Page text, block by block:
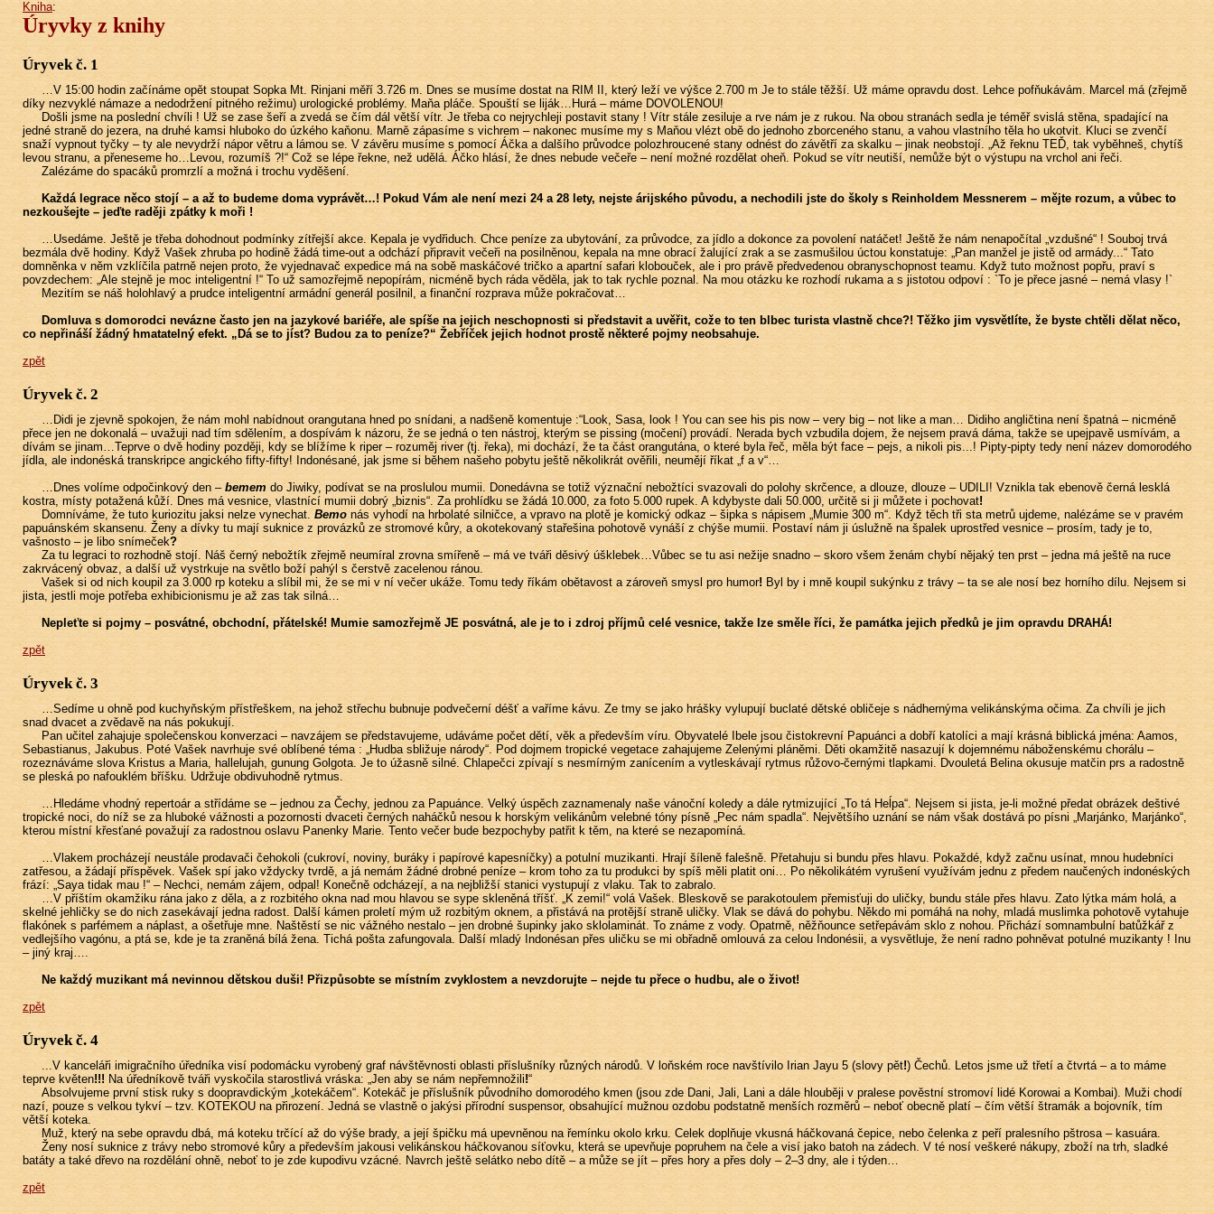
Kniha:
Úryvky z knihy
Úryvek č. 1
…V 15:00 hodin začínáme opět stoupat Sopka Mt. Rinjani měří 3.726 m. Dnes se musíme dostat na RIM II, který leží ve výšce 2.700 m Je to stále těžší. Už máme opravdu dost. Lehce pofňukávám. Marcel má (zřejmě
díky nezvyklé námaze a nedodržení pitného režimu) urologické problémy. Maňa pláče. Spouští se liják…Hurá – máme DOVOLENOU!
Došli jsme na poslední chvíli ! Už se zase šeří a zvedá se čím dál větší vítr. Je třeba co nejrychleji postavit stany ! Vítr stále zesiluje a rve nám je z rukou. Na obou stranách sedla je téměř svislá stěna, spadající na
jedné straně do jezera, na druhé kamsi hluboko do úzkého kaňonu. Marně zápasíme s vichrem – nakonec musíme my s Maňou vlézt obě do jednoho zborceného stanu, a vahou vlastního těla ho ukotvit. Kluci se zvenčí
snaží vypnout tyčky – ty ale nevydrží nápor větru a lámou se. V závěru musíme s pomocí Áčka a dalšího průvodce polozhroucené stany odnést do závětří za skalku – jinak neobstojí. „Až řeknu TEĎ, tak vyběhneš, chytíš
levou stranu, a přeneseme ho…Levou, rozumíš ?!“ Což se lépe řekne, než udělá. Áčko hlásí, že dnes nebude večeře – není možné rozdělat oheň. Pokud se vítr neutiší, nemůže být o výstupu na vrchol ani řeči.
Zalézáme do spacáků promrzlí a možná i trochu vyděšení.
Každá legrace něco stojí – a až to budeme doma vyprávět…! Pokud Vám ale není mezi 24 a 28 lety, nejste árijského původu, a nechodili jste do školy s Reinholdem Messnerem – mějte rozum, a vůbec to
nezkoušejte – jeďte raději zpátky k moři !
…Usedáme. Ještě je třeba dohodnout podmínky zítřejší akce. Kepala je vydřiduch. Chce peníze za ubytování, za průvodce, za jídlo a dokonce za povolení natáčet! Ještě že nám nenapočítal „vzdušné“ ! Souboj trvá
bezmála dvě hodiny. Když Vašek zhruba po hodině žádá time-out a odchází připravit večeři na posilněnou, kepala na mne obrací žalující zrak a se zasmušilou úctou konstatuje: „Pan manžel je jistě od armády...“ Tato
domněnka v něm vzklíčila patrně nejen proto, že vyjednavač expedice má na sobě maskáčové tričko a apartní safari klobouček, ale i pro právě předvedenou obranyschopnost teamu. Když tuto možnost popřu, praví s
povzdechem: „Ale stejně je moc inteligentní !“ To už samozřejmě nepopírám, nicméně bych ráda věděla, jak to tak rychle poznal. Na mou otázku ke rozhodí rukama a s jistotou odpoví : `To je přece jasné – nemá vlasy !`
Mezitím se náš holohlavý a prudce inteligentní armádní generál posilnil, a finanční rozprava může pokračovat…
Domluva s domorodci nevázne často jen na jazykové bariéře, ale spíše na jejich neschopnosti si představit a uvěřit, cože to ten blbec turista vlastně chce?! Těžko jim vysvětlíte, že byste chtěli dělat něco,
co nepřináší žádný hmatatelný efekt. „Dá se to jíst? Budou za to peníze?“ Žebříček jejich hodnot prostě některé pojmy neobsahuje.
zpět
Úryvek č. 2
…Didi je zjevně spokojen, že nám mohl nabídnout orangutana hned po snídani, a nadšeně komentuje :“Look, Sasa, look ! You can see his pis now – very big – not like a man… Didiho angličtina není špatná – nicméně
přece jen ne dokonalá – uvažuji nad tím sdělením, a dospívám k názoru, že se jedná o ten nástroj, kterým se pissing (močení) provádí. Nerada bych vzbudila dojem, že nejsem pravá dáma, takže se upejpavě usmívám, a
dívám se jinam…Teprve o dvě hodiny později, kdy se blížíme k riper – rozuměj river (tj. řeka), mi dochází, že ta část orangutána, o které byla řeč, měla být face – pejs, a nikoli pis...! Pipty-pipty tedy není název domorodého
jídla, ale indonéská transkripce angického fifty-fifty! Indonésané, jak jsme si během našeho pobytu ještě několikrát ověřili, neumějí říkat „f a v“…
…Dnes volíme odpočinkový den –bemem do Jiwiky, podívat se na proslulou mumii. Donedávna se totiž význační nebožtíci svazovali do polohy skrčence, a dlouze, dlouze – UDILI! Vznikla tak ebenově černá lesklá
kostra, místy potažená kůží. Dnes má vesnice, vlastnící mumii dobrý „biznis“. Za prohlídku se žádá 10.000, za foto 5.000 rupek. A kdybyste dali 50.000, určitě si ji můžete i pochovat!
Domníváme, že tuto kuriozitu jaksi nelze vynechat.Bemo nás vyhodí na hrbolaté silničce, a vpravo na plotě je komický odkaz – šipka s nápisem „Mumie 300 m“. Když těch tři sta metrů ujdeme, nalézáme se v pravém
papuánském skansenu. Ženy a dívky tu mají suknice z provázků ze stromové kůry, a okotekovaný stařešina pohotově vynáší z chýše mumii. Postaví nám ji úslužně na špalek uprostřed vesnice – prosím, tady je to,
vašnosto – je libo snímeček?
Za tu legraci to rozhodně stojí. Náš černý nebožtík zřejmě neumíral zrovna smířeně – má ve tváři děsivý úšklebek…Vůbec se tu asi nežije snadno – skoro všem ženám chybí nějaký ten prst – jedna má ještě na ruce
zakrvácený obvaz, a další už vystrkuje na světlo boží pahýl s čerstvě zacelenou ránou.
Vašek si od nich koupil za 3.000 rp koteku a slíbil mi, že se mi v ní večer ukáže. Tomu tedy říkám obětavost a zároveň smysl pro humor! Byl by i mně koupil sukýnku z trávy – ta se ale nosí bez horního dílu. Nejsem si
jista, jestli moje potřeba exhibicionismu je až zas tak silná…
Nepleťte si pojmy – posvátné, obchodní, přátelské! Mumie samozřejmě JE posvátná, ale je to i zdroj příjmů celé vesnice, takže lze směle říci, že památka jejich předků je jim opravdu DRAHÁ!
zpět
Úryvek č. 3
…Sedíme u ohně pod kuchyňským přístřeškem, na jehož střechu bubnuje podvečerní déšť a vaříme kávu. Ze tmy se jako hrášky vylupují buclaté dětské obličeje s nádhernýma velikánskýma očima. Za chvíli je jich
snad dvacet a zvědavě na nás pokukují.
Pan učitel zahajuje společenskou konverzaci – navzájem se představujeme, udáváme počet dětí, věk a především víru. Obyvatelé Ibele jsou čistokrevní Papuánci a dobří katolíci a mají krásná biblická jména: Aamos,
Sebastianus, Jakubus. Poté Vašek navrhuje své oblíbené téma : „Hudba sbližuje národy“. Pod dojmem tropické vegetace zahajujeme Zelenými pláněmi. Děti okamžitě nasazují k dojemnému náboženskému chorálu –
rozeznáváme slova Kristus a Maria, hallelujah, gunung Golgota. Je to úžasně silné. Chlapečci zpívají s nesmírným zanícením a vytleskávají rytmus růžovo-černými tlapkami. Dvouletá Belina okusuje matčin prs a radostně
se pleská po nafouklém bříšku. Udržuje obdivuhodně rytmus.
…Hledáme vhodný repertoár a střídáme se – jednou za Čechy, jednou za Papuánce. Velký úspěch zaznamenaly naše vánoční koledy a dále rytmizující „To tá Heĺpa“. Nejsem si jista, je-li možné předat obrázek deštivé
tropické noci, do níž se za hluboké vážnosti a pozornosti dvaceti černých naháčků nesou k horským velikánům velebné tóny písně „Pec nám spadla“. Největšího uznání se nám však dostává po písni „Marjánko, Marjánko“,
kterou místní křesťané považují za radostnou oslavu Panenky Marie. Tento večer bude bezpochyby patřit k těm, na které se nezapomíná.
…Vlakem procházejí neustále prodavači čehokoli (cukroví, noviny, buráky i papírové kapesníčky) a potulní muzikanti. Hrají šíleně falešně. Přetahuju si bundu přes hlavu. Pokaždé, když začnu usínat, mnou hudebníci
zatřesou, a žádají příspěvek. Vašek spí jako vždycky tvrdě, a já nemám žádné drobné peníze – krom toho za tu produkci by spíš měli platit oni… Po několikátém vyrušení využívám jednu z předem naučených indonéských
frází: „Saya tidak mau !“ – Nechci, nemám zájem, odpal! Konečně odcházejí, a na nejbližší stanici vystupují z vlaku. Tak to zabralo.
…V příštím okamžiku rána jako z děla, a z rozbitého okna nad mou hlavou se sype skleněná tříšť. „K zemi!“ volá Vašek. Bleskově se parakotoulem přemisťuji do uličky, bundu stále přes hlavu. Zato lýtka mám holá, a
skelné jehličky se do nich zasekávají jedna radost. Další kámen proletí mým už rozbitým oknem, a přistává na protější straně uličky. Vlak se dává do pohybu. Někdo mi pomáhá na nohy, mladá muslimka pohotově vytahuje
flakónek s parfémem a náplast, a ošetřuje mne. Naštěstí se nic vážného nestalo – jen drobné šupinky jako sklolaminát. To známe z vody. Opatrně, něžňounce setřepávám sklo z nohou. Přichází somnambulní batůžkář z
vedlejšího vagónu, a ptá se, kde je ta zraněná bílá žena. Tichá pošta zafungovala. Další mladý Indonésan přes uličku se mi obřadně omlouvá za celou Indonésii, a vysvětluje, že není radno pohněvat potulné muzikanty ! Inu
– jiný kraj….
Ne každý muzikant má nevinnou dětskou duši! Přizpůsobte se místním zvyklostem a nevzdorujte – nejde tu přece o hudbu, ale o život!
zpět
Úryvek č. 4
...V kanceláři imigračního úředníka visí podomácku vyrobený graf návštěvnosti oblasti příslušníky různých národů. V loňském roce navštívilo Irian Jayu 5 (slovy pět!) Čechů. Letos jsme už třetí a čtvrtá – a to máme
teprve květen!!!Na úředníkově tváři vyskočila starostlivá vráska: „Jen aby se nám nepřemnožili!“
Absolvujeme první stisk ruky s doopravdickým „kotekáčem“. Kotekáč je příslušník původního domorodého kmen (jsou zde Dani, Jali, Lani a dále hlouběji v pralese pověstní stromoví lidé Korowai a Kombai). Muži chodí
nazí, pouze s velkou tykví – tzv. KOTEKOU na přirození. Jedná se vlastně o jakýsi přírodní suspensor, obsahující mužnou ozdobu podstatně menších rozměrů – neboť obecně platí – čím větší štramák a bojovník, tím
větší koteka.
Muž, který na sebe opravdu dbá, má koteku trčící až do výše brady, a její špičku má upevněnou na řemínku okolo krku. Celek doplňuje vkusná háčkovaná čepice, nebo čelenka z peří pralesního pštrosa – kasuára.
Ženy nosí suknice z trávy nebo stromové kůry a především jakousi velikánskou háčkovanou síťovku, která se upevňuje popruhem na čele a visí jako batoh na zádech. V té nosí veškeré nákupy, zboží na trh, sladké
batáty a také dřevo na rozdělání ohně, neboť to je zde kupodivu vzácné. Navrch ještě selátko nebo dítě – a může se jít – přes hory a přes doly – 2–3 dny, ale i týden…
zpět